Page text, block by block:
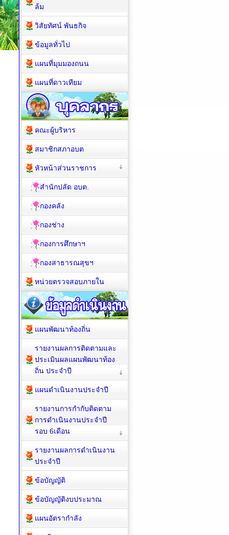
ล้ม
วิสัยทัศน์ พันธกิจ
ข้อมูลทั่วไป
แผนที่มุมมองถนน
แผนที่ดาวเทียม
คณะผู้บริหาร
สมาชิกสภาอบต
หัวหน้าส่วนราชการ
สำนักปลัด อบต.
กองคลัง
กองช่าง
กองการศึกษาฯ
กองสาธารณสุขฯ
หน่วยตรวจสอบภายใน
แผนพัฒนาท้องถิ่น
รายงานผลการติดตามและ
ประเมินผลแผนพัฒนาท้อง
ถิ่น ประจำปี
แผนดำเนินงานประจำปี
รายงานการกำกับติดตาม
การดำเนินงานประจำปี
รอบ 6เดือน
รายงานผลการดำเนินงาน
ประจำปี
ข้อบัญญัติ
ข้อบัญญัติงบประมาณ
แผนอัตรากำลัง